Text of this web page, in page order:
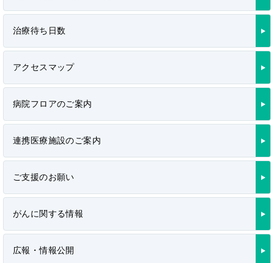
治療待ち日数
アクセスマップ
病院フロアのご案内
連携医療施設のご案内
ご支援のお願い
がんに関する情報
広報・情報公開